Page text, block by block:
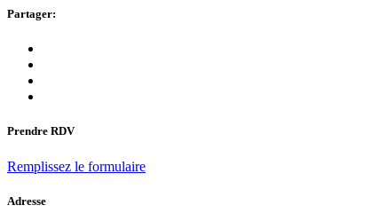
Partager:
Prendre RDV
Remplissez le formulaire
Adresse